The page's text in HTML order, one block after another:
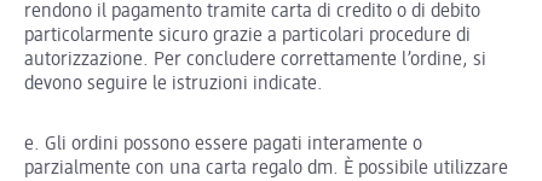
rendono il pagamento tramite carta di credito o di debito
particolarmente sicuro grazie a particolari procedure di
autorizzazione. Per concludere correttamente l’ordine, si
devono seguire le istruzioni indicate.
e. Gli ordini possono essere pagati interamente o
parzialmente con una carta regalo dm. È possibile utilizzare